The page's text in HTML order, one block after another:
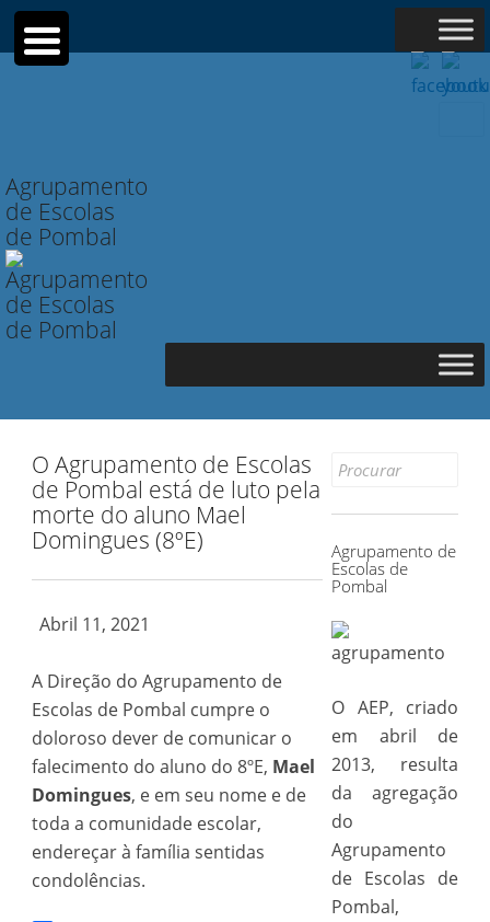
Agrupamento
de Escolas
de Pombal
O Agrupamento de Escolas
de Pombal está de luto pela
morte do aluno Mael
Domingues (8ºE)
Abril 11, 2021
A Direção do Agrupamento de
Escolas de Pombal cumpre o
doloroso dever de comunicar o
falecimento do aluno do 8ºE, Mael
Domingues, e em seu nome e de
toda a comunidade escolar,
endereçar à família sentidas
condolências.
Search
Agrupamento de
Escolas de
Pombal
O AEP, criado
em abril de
2013, resulta
da agregação
do
Agrupamento
de Escolas de
Pombal,